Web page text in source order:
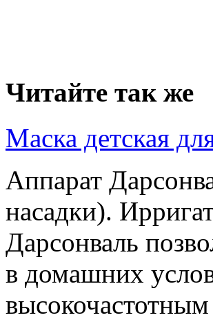
Читайте так же
Маска детская
Аппарат
насадки).
Дарсонваль
в домашних